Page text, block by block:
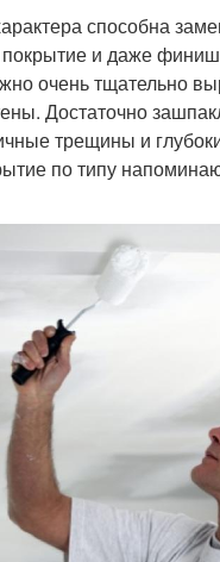
способна
покрытие и даже
очень тщательно
Достаточно
трещины и
по типу